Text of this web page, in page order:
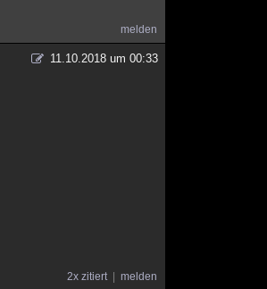
melden
11.10.2018 um 00:33
2x zitiert melden